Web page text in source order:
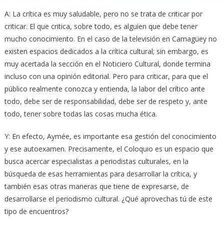
A: La crítica es muy saludable, pero no se trata de criticar por
criticar. El que critica, sobre todo, es alguien que debe tener
mucho conocimiento. En el caso de la televisión en Camagüey no
existen espacios dedicados a la crítica cultural; sin embargo, es
muy acertada la sección en el Noticiero Cultural, donde termina
incluso con una opinión editorial. Pero para criticar, para que el
público realmente conozca y entienda, la labor del crítico ante
todo, debe ser de responsabilidad, debe ser de respeto y, ante
todo, tener sobre todas las cosas mucha ética.
Y: En efecto, Aymée, es importante esa gestión del conocimiento
y ese autoexamen. Precisamente, el Coloquio es un espacio que
busca acercar especialistas a periodistas culturales, en la
búsqueda de esas herramientas para desarrollar la crítica, y
también esas otras maneras que tiene de expresarse, de
desarrollarse el periodismo cultural. ¿Qué aprovechas tú de este
tipo de encuentros?